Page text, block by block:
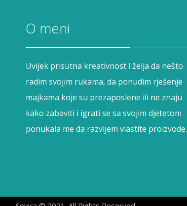
O meni
Uvijek prisutna kreativnost i želja da nešto
radim svojim rukama, da ponudim rješenje
majkama koje su prezaposlene ili ne znaju
kako zabaviti i igrati se sa svojim djetetom
ponukala me da razvijem vlastite proizvode.